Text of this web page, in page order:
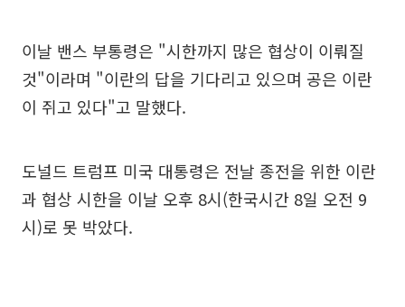
이날 밴스 부통령은 "시한까지 많은 협상이 이뤄질
것"이라며 "이란의 답을 기다리고 있으며 공은 이란
이 쥐고 있다"고 말했다.
도널드 트럼프 미국 대통령은 전날 종전을 위한 이란
과 협상 시한을 이날 오후 8시(한국시간 8일 오전 9
시)로 못 박았다.